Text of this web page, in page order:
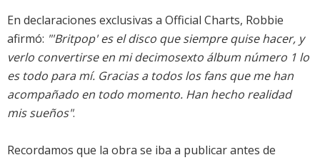
En declaraciones exclusivas a Official Charts, Robbie
afirmó: "'Britpop' es el disco que siempre quise hacer, y
verlo convertirse en mi decimosexto álbum número 1 lo
es todo para mí. Gracias a todos los fans que me han
acompañado en todo momento. Han hecho realidad
mis sueños".
Recordamos que la obra se iba a publicar antes de